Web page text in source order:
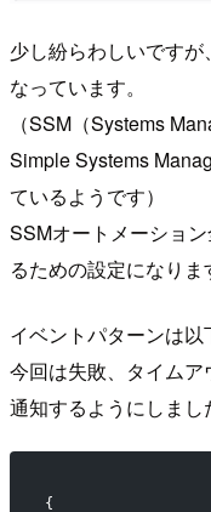
少し紛らわしいです
なっています。
（SSM（Systems
Simple Systems
ているようです）
SSMオートメーショ
るための設定になりま
イベントパターンは以
今回は失敗、タイム
通知するようにしまし
{